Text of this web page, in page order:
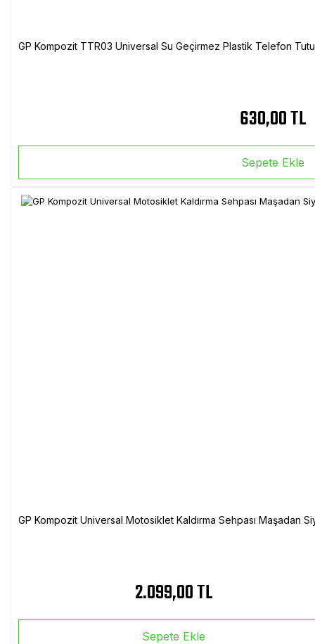
GP Kompozit TTR03 Universal Su Geçirmez Plastik Telefon
630,00 TL
Sepete Ekle
GP Kompozit Universal Motosiklet Kaldırma Sehpası Maşadan
2.099,00 TL
Sepete Ekle